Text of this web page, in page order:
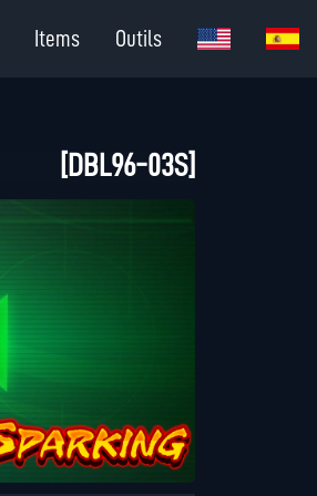
Items Outils
[DBL96-03S]